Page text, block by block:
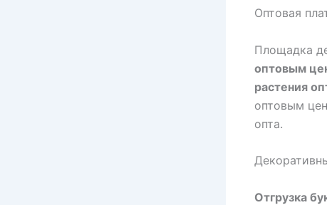
Оптовая
Площадка
оптовым
растения
оптовым
опта.
Отгрузка